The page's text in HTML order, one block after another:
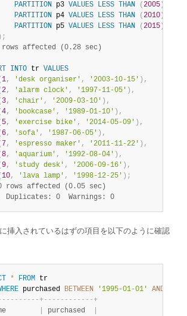
PARTITION p3 VALUES LESS THAN ( 2005 )
PARTITION p4 VALUES LESS THAN ( 2010 )
PARTITION p5 VALUES LESS THAN ( 2015 )
) ;
rows affected (0.28 sec)
INTO tr VALUES
1, 'desk organiser' , '2003-10-15' ) ,
2, 'alarm clock' , '1997-11-05' ) ,
3, 'chair' , '2009-03-10' ) ,
4, 'bookcase' , '1989-01-10' ) ,
5, 'exercise bike' , '2014-05-09' ) ,
6, 'sofa' , '1987-06-05' ) ,
7 , 'espresso maker' , '2011-11-22' ) ,
8, 'aquarium' , '1992-08-04' ) ,
9, 'study desk' , '2006-09-16' ) ,
10, 'lava lamp' , '1998-12-25' ) ;
rows affected (0.05 sec)
Duplicates: 0  Warnings: 0
に挿入されているはずの項目を以下のように確認
* FROM
purchased BETWEEN '1995-01-01' AND
- - - - - - - - -+- - - - - - - - - - - -+
purchased